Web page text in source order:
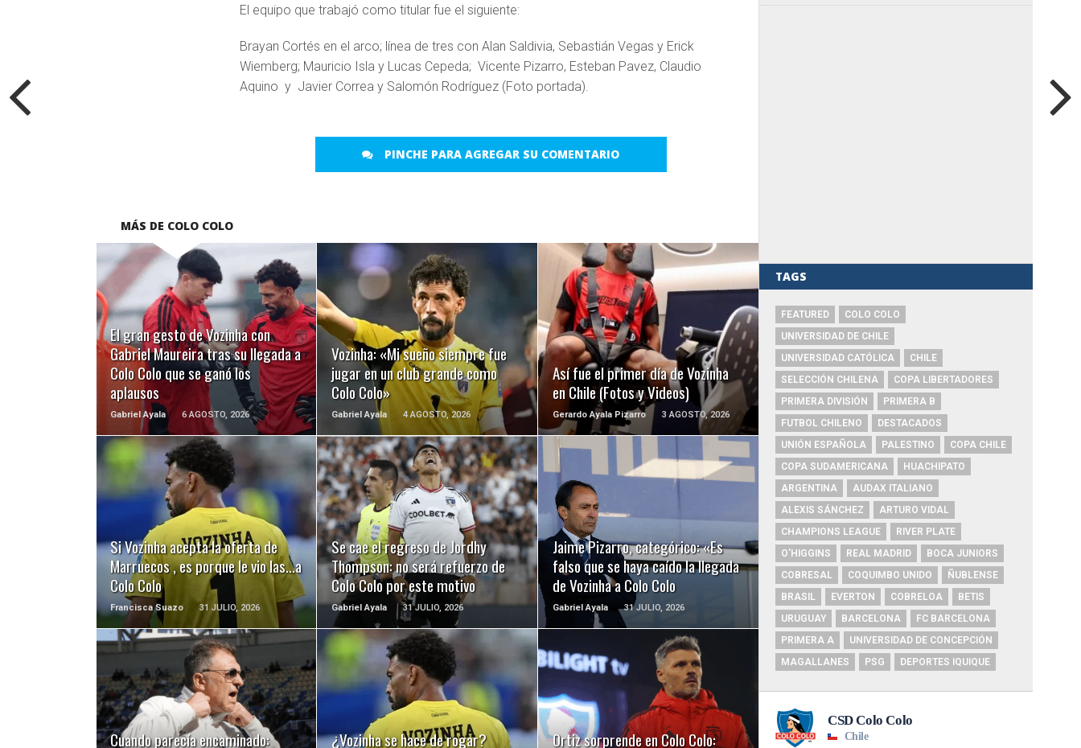
El equipo que trabajó como titular fue el siguiente:
Brayan Cortés en el arco; línea de tres con Alan Saldivia, Sebastián Vegas y Erick
Wiemberg; Mauricio Isla y Lucas Cepeda; Vicente Pizarro, Esteban Pavez, Claudio
Aquino y Javier Correa y Salomón Rodríguez (Foto portada).
PINCHE PARA AGREGAR SU COMENTARIO
MÁS DE COLO COLO
El gran gesto de Vozinha con
Gabriel Maureira tras su llegada a
Colo Colo que se ganó los
aplausos
Gabriel Ayala 6 AGOSTO, 2026
LEER MÁS
Vozinha: «Mi sueño siempre fue
jugar en un club grande como
Colo Colo»
Gabriel Ayala 4 AGOSTO, 2026
LEER MÁS
Así fue el primer día de Vozinha
en Chile (Fotos y Videos)
Gerardo Ayala Pizarro 3 AGOSTO, 2026
LEER MÁS
Si Vozinha acepta la oferta de
Marruecos , es porque le vio las…a
Colo Colo
Francisca Suazo 31 JULIO, 2026
LEER MÁS
Se cae el regreso de Jordhy
Thompson: no será refuerzo de
Colo Colo por este motivo
Gabriel Ayala 31 JULIO, 2026
LEER MÁS
Jaime Pizarro, categórico: «Es
falso que se haya caído la llegada
de Vozinha a Colo Colo
Gabriel Ayala 31 JULIO, 2026
LEER MÁS
Cuando parecía encaminado:
LEER MÁS
¿Vozinha se hace de rogar?
LEER MÁS
Ortiz sorprende en Colo Colo:
LEER MÁS
TAGS
FEATURED
COLO COLO
UNIVERSIDAD DE CHILE
UNIVERSIDAD CATÓLICA
CHILE
SELECCIÓN CHILENA
COPA LIBERTADORES
PRIMERA DIVISIÓN
PRIMERA B
FUTBOL CHILENO
DESTACADOS
UNIÓN ESPAÑOLA
PALESTINO
COPA CHILE
COPA SUDAMERICANA
HUACHIPATO
ARGENTINA
AUDAX ITALIANO
ALEXIS SÁNCHEZ
ARTURO VIDAL
CHAMPIONS LEAGUE
RIVER PLATE
O'HIGGINS
REAL MADRID
BOCA JUNIORS
COBRESAL
COQUIMBO UNIDO
ÑUBLENSE
BRASIL
EVERTON COBRELOA
BETIS
URUGUAY
BARCELONA
FC BARCELONA
PRIMERA A
UNIVERSIDAD DE CONCEPCIÓN
MAGALLANES
PSG DEPORTES IQUIQUE